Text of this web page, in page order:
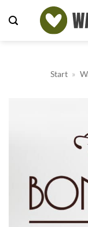
Inhalt
Start »